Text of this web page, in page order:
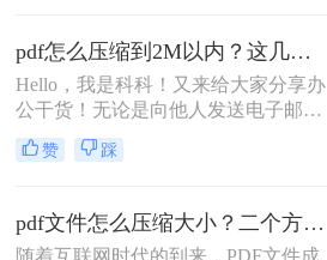
最小了，那么问题来了，该如何pdf压
缩？用什么工具会比较方便呢？
pdf怎么压缩到2M以内？这几种方法值得一试！
Hello，我是科科！又来给大家分享办
公干货！无论是向他人发送电子邮件
还是上传至云端存储空间，我们都经
常会遇到PDF文件大小超过限制的问
小来传递信息，但我们不知道pdf怎么
压缩到2M以内。不用担心，本文将告
赞 踩
pdf文件怎么压缩大小？二个方法随心选！